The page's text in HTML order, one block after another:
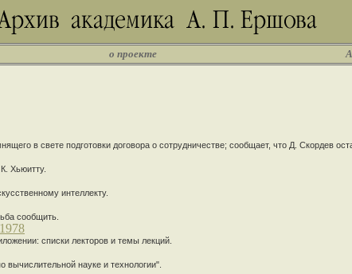
о проекте
в свете подготовки договора о сотрудничестве; сообщает, что Д. Скордев
Хьюитту.
интеллекту.
сообщить.
списки лекторов и темы лекций.
науке и технологии".